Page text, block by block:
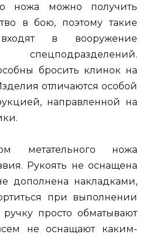
ножа можно получить
в бою, поэтому такие
входят в вооружение
бросить клинок на
отличаются особой
направленной на
метательного ножа
Рукоять не оснащена
дополнена накладками,
при выполнении
просто обматывают
не оснащают каким-